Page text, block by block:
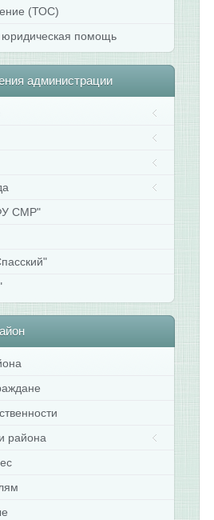
(ТОС)
юридическая помощь
администрации
СМР"
района